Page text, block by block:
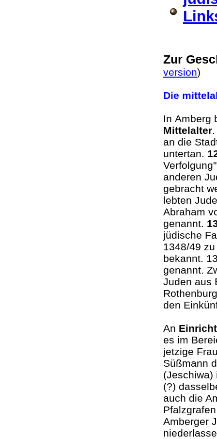
Zur
version)
Die
In Amberg
Mittelalter
an die
untertan.
anderen
gebracht
lebten
Abraham
genannt.
jüdische
1348/49
bekannt.
genannt.
Juden aus
den
An
es im
jetzige
Süßmann
(Jeschiwa)
(?)
auch die
Amberger